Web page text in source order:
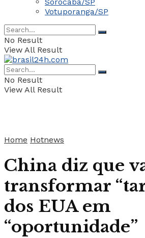
Votuporanga/SP
No Result
View All Result
No Result
View All Result
Home Hotnews
China diz que
transformar
dos EUA em
“oportunidade”